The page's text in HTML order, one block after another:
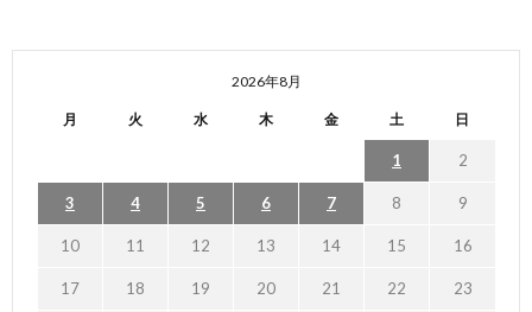
2026年8月
月 火 水 木 金 土 日
1 2
3 4 5 6 7 8 9
10 11 12 13 14 15 16
17 18 19 20 21 22 23